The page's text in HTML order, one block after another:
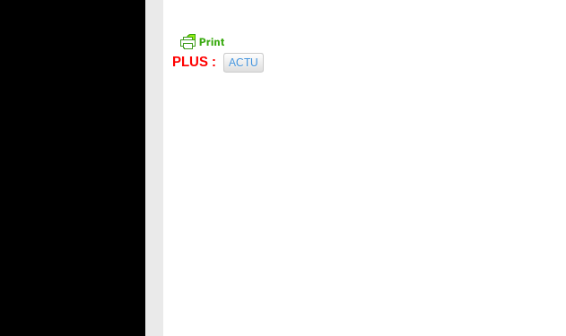
PLUS : ACTU